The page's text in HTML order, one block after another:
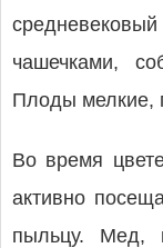
чашечками,
Плоды мелкие,
Во время
активно
пыльцу. Мед,